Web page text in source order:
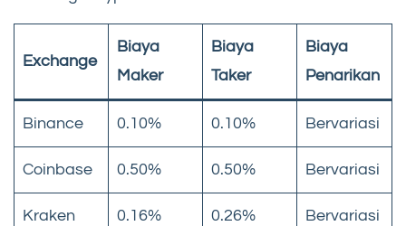
Exchange
Biaya
Maker
Biaya
Taker
Biaya
Penarikan
Binance 0.10% 0.10% Bervariasi
Coinbase 0.50% 0.50% Bervariasi
Kraken 0.16% 0.26% Bervariasi